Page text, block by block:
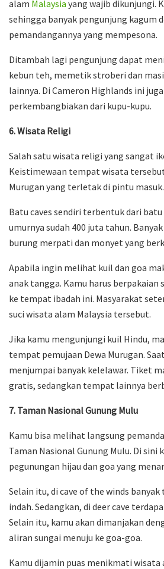
alam Malaysia yang wajib dikunjungi.
sehingga banyak pengunjung kagum
pemandangannya yang mempesona.
Ditambah lagi pengunjung dapat
kebun teh, memetik stroberi dan
lainnya. Di Cameron Highlands ini
perkembangbiakan dari kupu-kupu.
6. Wisata Religi
Salah satu wisata religi yang sangat
Keistimewaan tempat wisata
Murugan yang terletak di pintu masuk.
Batu caves sendiri terbentuk dari
umurnya sudah 400 juta tahun.
burung merpati dan monyet yang
Apabila ingin melihat kuil dan goa
anak tangga. Kamu harus berpakaian
ke tempat ibadah ini. Masyarakat
suci wisata alam Malaysia tersebut.
Jika kamu mengunjungi kuil Hindu,
tempat pemujaan Dewa Murugan.
menjumpai banyak kelelawar. Tiket
gratis, sedangkan tempat lainnya
7. Taman Nasional Gunung Mulu
Kamu bisa melihat langsung
Taman Nasional Gunung Mulu. Di sini
pegunungan hijau dan goa yang
Selain itu, di cave of the winds
indah. Sedangkan, di deer cave
Selain itu, kamu akan dimanjakan
aliran sungai menuju ke goa-goa.
Kamu dijamin puas menikmati wisata